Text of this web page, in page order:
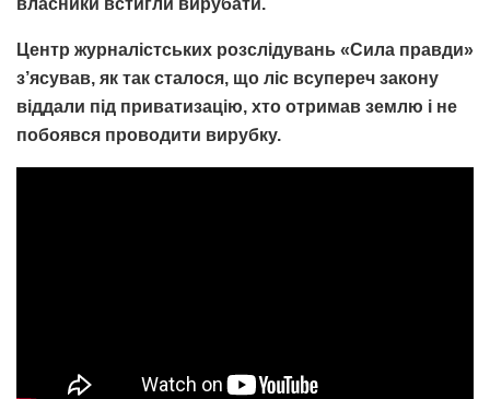
власники встигли вирубати.
Центр журналістських розслідувань «Сила правди»
з’ясував, як так сталося, що ліс всупереч закону
віддали під приватизацію, хто отримав землю і не
побоявся проводити вирубку.